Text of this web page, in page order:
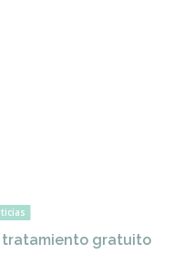
tratamiento gratuito